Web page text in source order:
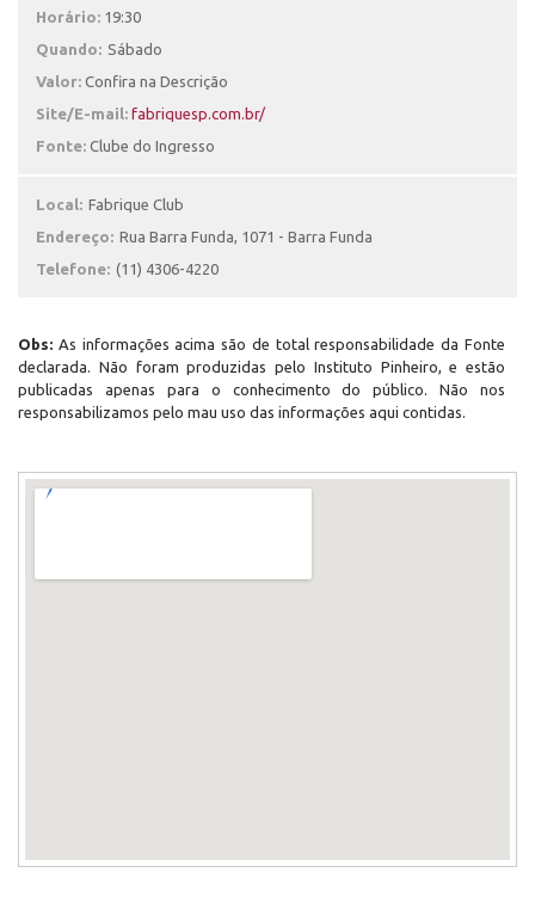
Horário: 19:30
Quando: Sábado
Valor: Confira na Descrição
Site/E-mail: fabriquesp.com.br/
Fonte: Clube do Ingresso
Local: Fabrique Club
Endereço: Rua Barra Funda, 1071 - Barra Funda
Telefone: (11) 4306-4220
Obs: As informações acima são de total responsabilidade da Fonte
declarada. Não foram produzidas pelo Instituto Pinheiro, e estão
publicadas apenas para o conhecimento do público. Não nos
responsabilizamos pelo mau uso das informações aqui contidas.